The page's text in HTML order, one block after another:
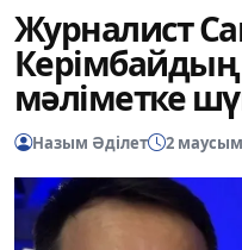
Журналист
мәліметке
Назым Әділет 2